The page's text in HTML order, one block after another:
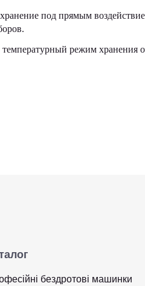
под прямым
режим хранения
бездротові машинки